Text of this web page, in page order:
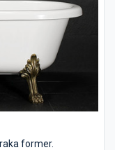
former.